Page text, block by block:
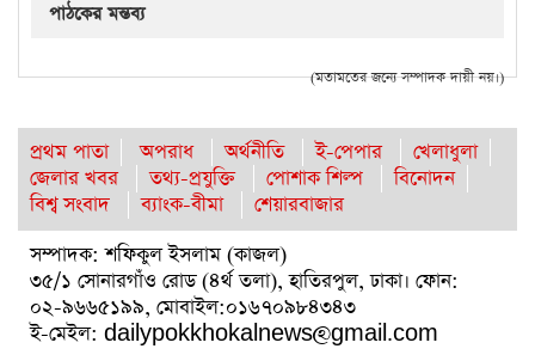
পাঠকের মন্তব্য
(মতামতের জন্যে সম্পাদক দায়ী নয়।)
প্রথম পাতা অপরাধ অর্থনীতি ই-পেপার
খেলাধুলা
জেলার খবর
তথ্য-প্রযুক্তি পোশাক শিল্প
বিনোদন
বিশ্ব সংবাদ
ব্যাংক-বীমা
শেয়ারবাজার
সম্পাদক: শফিকুল ইসলাম (কাজল)
৩৫/১ সোনারগাঁও রোড (৪র্থ তলা), হাতিরপুল, ঢাকা। ফোন:
০২-৯৬৬৫১৯৯, মোবাইল:০১৬৭০৯৮৪৩৪৩
ই-মেইল: dailypokkhokalnews@gmail.com